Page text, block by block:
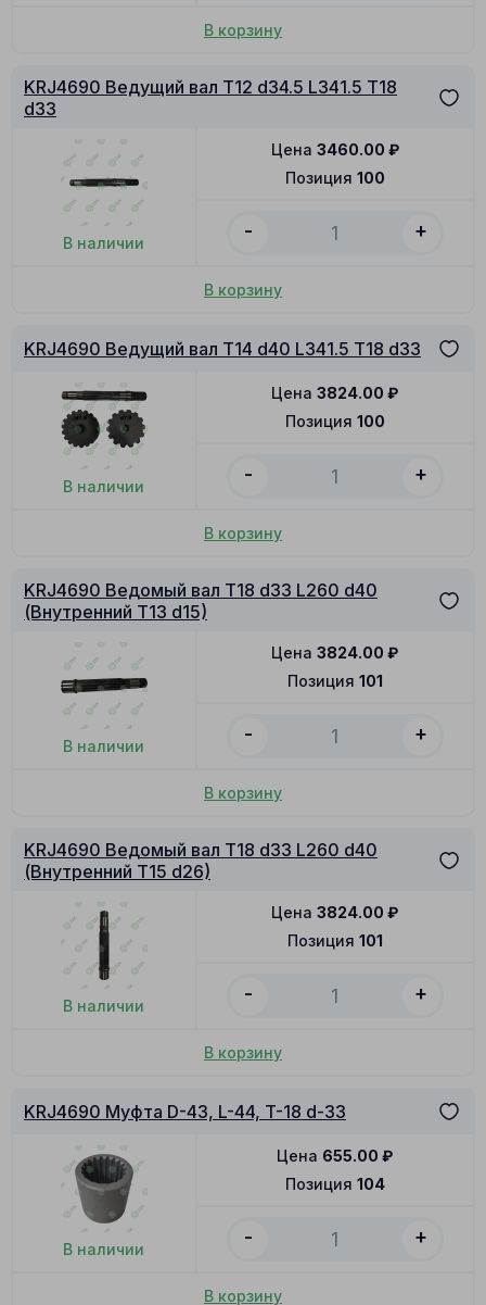
В корзину
KRJ4690 Ведущий вал T12 d34.5 L341.5 T18
d33
В наличии
Позиция 100
Цена 3460.00 ₽
- +
В корзину
KRJ4690 Ведущий вал T14 d40 L341.5 T18 d33
В наличии
Позиция 100
Цена 3824.00 ₽
- +
В корзину
KRJ4690 Ведомый вал T18 d33 L260 d40
(Внутренний T13 d15)
В наличии
Позиция 101
Цена 3824.00 ₽
- +
В корзину
KRJ4690 Ведомый вал T18 d33 L260 d40
(Внутренний T15 d26)
В наличии
Позиция 101
Цена 3824.00 ₽
- +
В корзину
KRJ4690 Муфта D-43, L-44, T-18 d-33
В наличии
Позиция 104
Цена 655.00 ₽
- +
В корзину